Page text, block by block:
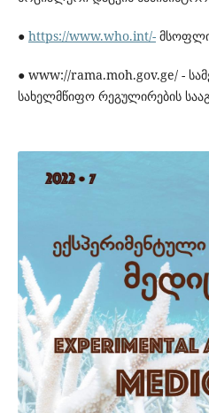
● https://www.who.int/-
● www://rama.moh.gov.ge/ -
სახელმწიფო რეგულირების